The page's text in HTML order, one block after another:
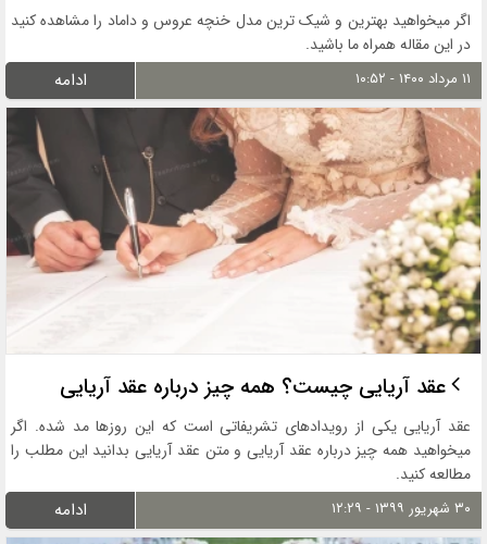
اگر میخواهید بهترین و شیک ترین مدل خنچه عروس و داماد را مشاهده کنید
در این مقاله همراه ما باشید.
۱۱ مرداد ۱۴۰۰ - ۱۰:۵۲ ادامه
عقد آریایی چیست؟ همه چیز درباره عقد آریایی
عقد آریایی یکی از رویدادهای تشریفاتی است که این روزها مد شده. اگر
میخواهید همه چیز درباره عقد آریایی و متن عقد آریایی بدانید این مطلب را
مطالعه کنید.
۳۰ شهریور ۱۳۹۹ - ۱۲:۲۹ ادامه